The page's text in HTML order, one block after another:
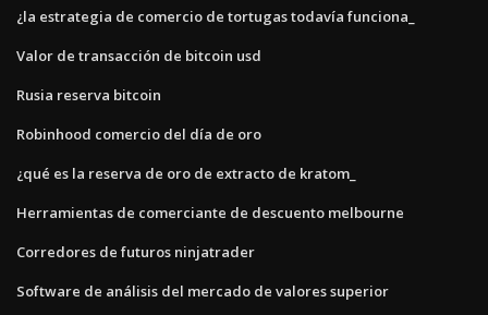
¿la estrategia de comercio de tortugas todavía funciona_
Valor de transacción de bitcoin usd
Rusia reserva bitcoin
Robinhood comercio del día de oro
¿qué es la reserva de oro de extracto de kratom_
Herramientas de comerciante de descuento melbourne
Corredores de futuros ninjatrader
Software de análisis del mercado de valores superior